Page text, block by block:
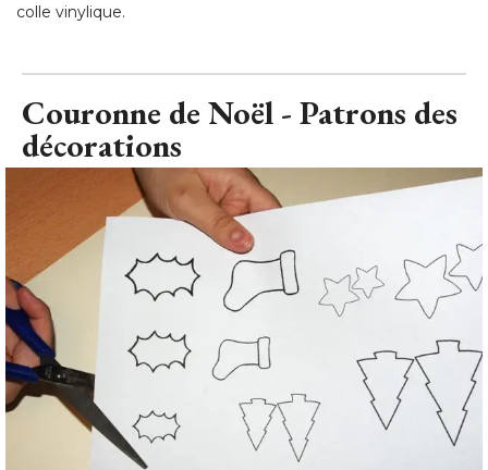
colle vinylique.
Couronne de Noël - Patrons des
décorations